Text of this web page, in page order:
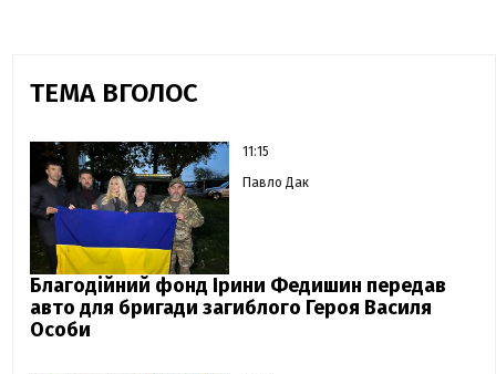
ТЕМА ВГОЛОС
11:15
Павло Дак
Благодійний фонд Ірини Федишин передав
авто для бригади загиблого Героя Василя
Особи